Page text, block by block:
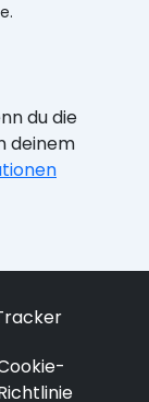
du die
deinem